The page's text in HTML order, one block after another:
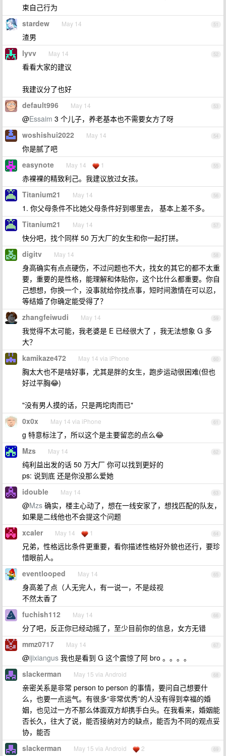
束自己行为
51
stardew May 14
渣男
52
lyvv May 14
看看大家的建议
我建议分了也好
53
default996 May 14
@Essaim 3 个儿子，养老基本也不需要女方了呀
54
woshishui2022 May 14
你是腻了吧
55
easynote May 14 1
赤裸裸的精致利己。我建议放过女孩。
56
Titanium21 May 14
1. 你父母条件不比她父母条件好到哪里去， 基本上差不多。
57
Titanium21 May 14
快分吧，找个同样 50 万大厂的女生和你一起打拼。
58
digitv May 14
身高确实有点点硬伤，不过问题也不大，找女的其它的都不太重
要，重要的是性格，能理解和体贴你，这个比什么都重要。你自
己想想，你换一个，没事就给你找点事，短时间激情在可以忍，
等结婚了你确定能受得了？
59
zhangfeiwudi May 14
我觉得不太可能，我老婆是 E 已经很大了 ，我无法想象 G 多
大？
60
kamikaze472 May 14 via iPhone
胸太大也不是啥好事，尤其是胖的女生，跑步运动很困难(但也
好过平胸😂)
"没有男人摸的话，只是两坨肉而已"
61
0x0x May 14 via iPhone
g 特意标注了，所以这个是主要留恋的点么😂
62
Mzs May 14
纯利益出发的话 50 万大厂 你可以找到更好的
ps: 说到底 还是你没那么爱她
63
idouble May 14
@Mzs 确实，楼主心动了，想在一线安家了，想找匹配的队友，
如果是二线他也不会提这个问题
64
xcaler May 14 1
兄弟，性格远比条件更重要，看你描述性格好外貌也还行，要珍
惜眼前人。
65
eventlooped May 14
身高差了点（人无完人，有一说一，不是歧视
不然太香了
66
fuchish112 May 14
分了吧，反正你已经动摇了，至少目前你的信息，女方无错
67
mmz0717 May 14
@ijixiangus 我也是看到 G 这个震惊了阿 bro 。。。。
68
slackerman May 15 via Android
亲密关系是非常 person to person 的事情，要问自己想要什
么，也要一点运气。有很多“非常优秀”的人没有得到幸福的婚
姻，也见过一方不那么体面双方却携手白头。在我看来，婚姻能
否长久，往大了说，能否接纳对方的缺点，能否为不同的观点妥
协，能否
69
slackerman May 15 via Android 2